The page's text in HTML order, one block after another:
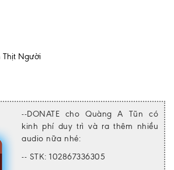
Thịt Người
--DONATE cho Quàng A Tũn có
kinh phí duy trì và ra thêm nhiều
audio nữa nhé:
-- STK: 102867336305